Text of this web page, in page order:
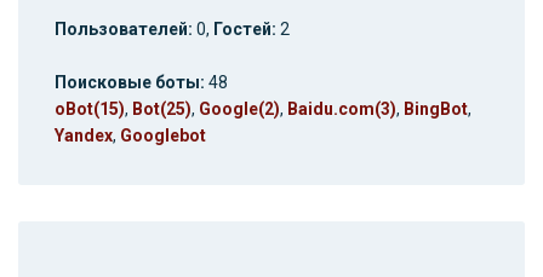
Пользователей: 0, Гостей: 2
Поисковые боты: 48
oBot(15), Bot(25), Google(2), Baidu.com(3), BingBot,
Yandex, Googlebot